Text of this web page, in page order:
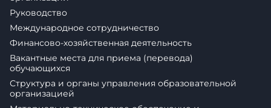
Руководство
Международное сотрудничество
Финансово-хозяйственная деятельность
Вакантные места для приема (перевода)
обучающихся
Структура и органы управления образовательной
организацией